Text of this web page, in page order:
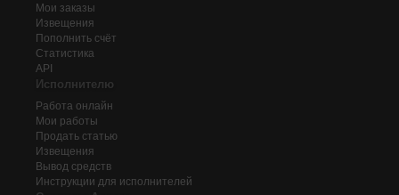
Мои заказы
Извещения
Пополнить счёт
Статистика
API
Исполнителю
Работа онлайн
Мои работы
Продать статью
Извещения
Вывод средств
Инструкции для исполнителей